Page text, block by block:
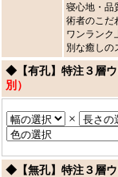
寝心地・品
術者のこだ
ワンランク
別な癒しの
◆【有孔】特注３層
別）
×
◆【無孔】特注３層